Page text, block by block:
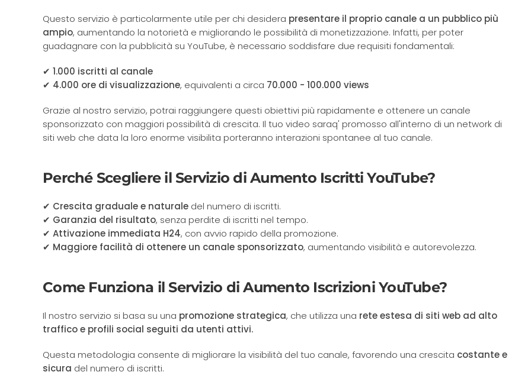
Questo servizio è particolarmente utile per chi desidera presentare il proprio canale a un pubblico più
ampio, aumentando la notorietà e migliorando le possibilità di monetizzazione. Infatti, per poter
guadagnare con la pubblicità su YouTube, è necessario soddisfare due requisiti fondamentali:
✔ 1.000 iscritti al canale
✔ 4.000 ore di visualizzazione, equivalenti a circa 70.000 - 100.000 views
Grazie al nostro servizio, potrai raggiungere questi obiettivi più rapidamente e ottenere un canale
sponsorizzato con maggiori possibilità di crescita. Il tuo video saraq' promosso all'interno di un network di
siti web che data la loro enorme visibilita porteranno interazioni spontanee al tuo canale.
Perché Scegliere il Servizio di Aumento Iscritti YouTube?
✔ Crescita graduale e naturale del numero di iscritti.
✔ Garanzia del risultato, senza perdite di iscritti nel tempo.
✔ Attivazione immediata H24, con avvio rapido della promozione.
✔ Maggiore facilità di ottenere un canale sponsorizzato, aumentando visibilità e autorevolezza.
Come Funziona il Servizio di Aumento Iscrizioni YouTube?
Il nostro servizio si basa su una promozione strategica, che utilizza una rete estesa di siti web ad alto
traffico e profili social seguiti da utenti attivi.
Questa metodologia consente di migliorare la visibilità del tuo canale, favorendo una crescita costante e
sicura del numero di iscritti.